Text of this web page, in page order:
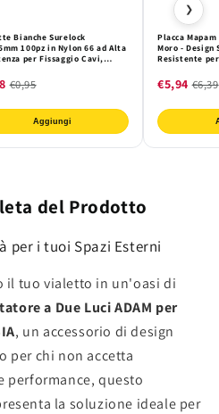
Bianche Surelock
100pz in Nylon 66 ad Alta
per Fissaggio Cavi,
€0,95
Aggiungi
Placca
Moro - Design
Resistente
€5,94 €6,39
❯
del Prodotto
per i tuoi Spazi Esterni
il tuo vialetto in un'oasi di
a Due Luci ADAM per
, un accessorio di design
per chi non accetta
performance, questo
la soluzione ideale per